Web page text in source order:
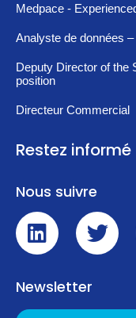
Medpace -
Analyste de données
Deputy Director of the
position
Directeur Commercial
Restez informé
Nous suivre
Newsletter